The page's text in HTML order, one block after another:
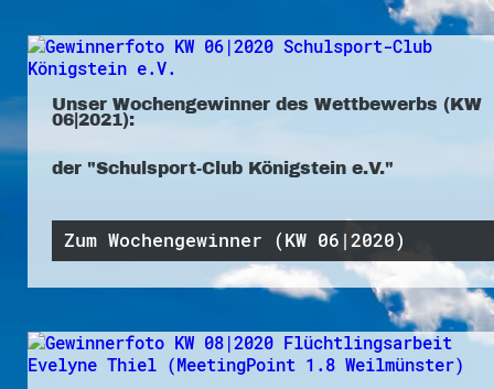
Unser Wochengewinner des Wettbewerbs (KW
06|2021):
der "Schulsport-Club Königstein e.V."
Zum Wochengewinner (KW 06|2020)